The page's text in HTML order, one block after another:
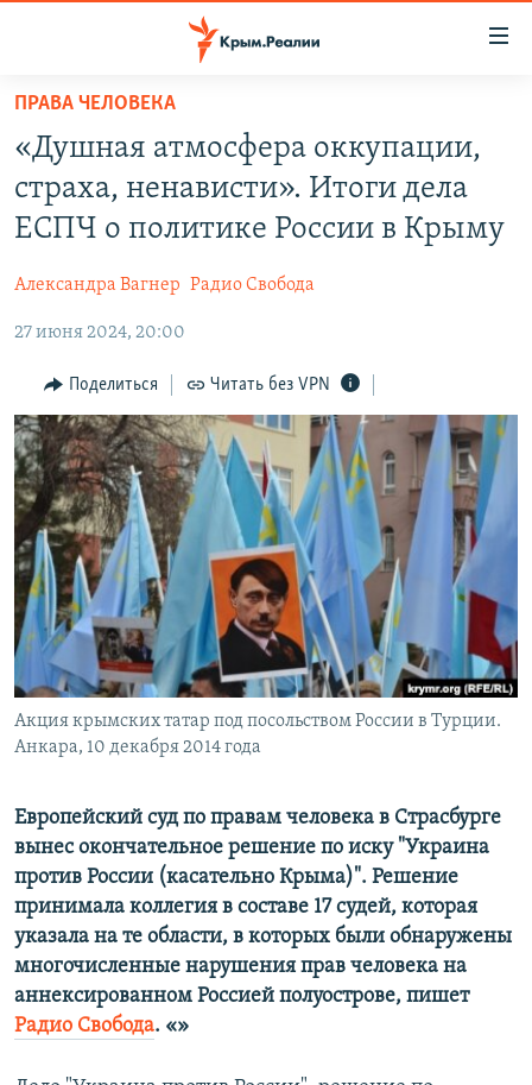
Вернуться
основному
содержанию
Вернутся
главной
навигации
Вернутся
поиску
СПЕЦПРОЕКТЫ
ГРУЗ 200
11 ЛЕТ ОККУПАЦИИ КРЫМА. 11 ИСТОРИЙ СОПРОТИВЛЕНИЯ
ВОДА
ЕЩЕ
ИНТЕРАКТИВ
ИНФОГРАФИКА
ТЕЛЕПРОЕКТ КРЫМ.РЕАЛИИ
СОВЕТЫ ПРАВОЗАЩИТНИКОВ
ПРОПАВШИЕ БЕЗ ВЕСТИ
ПОБЕДИТЕЛЕЙ НЕ СУДЯТ?
КРЫМ.НЕПОКОРЕННЫЙ
ELIFBE
УКРАИНСКАЯ ПРОБЛЕМА КРЫМА
РАДІО СВОБОДА
КАК ОБОЙТИ БЛОКИРОВКУ
Українською
Qırımtatar
ПРИСОЕДИНЯЙТЕСЬ!
Все сайты RFE/RL
ПРАВА ЧЕЛОВЕКА
«Душная атмосфера оккупации,
страха, ненависти». Итоги дела
ЕСПЧ о политике России в Крыму
Александра Вагнер Радио Свобода
27 июня 2024, 20:00
Поделиться Читать без VPN
Акция крымских татар под посольством России в Турции.
Анкара, 10 декабря 2014 года
Европейский суд по правам человека в Страсбурге
вынес окончательное решение по иску "Украина
против России (касательно Крыма)". Решение
принимала коллегия в составе 17 судей, которая
указала на те области, в которых были обнаружены
многочисленные нарушения прав человека на
аннексированном Россией полуострове, пишет
Радио Свобода. «»